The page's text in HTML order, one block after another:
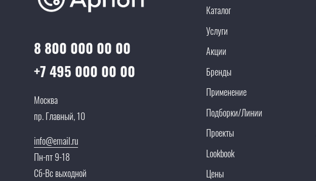
8 800 000 00 00
+7 495 000 00 00
Москва
пр. Главный, 10
info@email.ru
Пн-пт 9-18
Сб-Вс выходной
Каталог
Услуги
Акции
Бренды
Применение
Подборки/Линии
Проекты
Lookbook
Цены